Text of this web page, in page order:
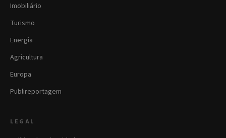
Imobiliário
Turismo
Energia
Agricultura
Europa
Publireportagem
LEGAL